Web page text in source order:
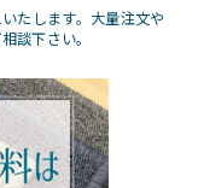
たします。大量注文や
談下さい。